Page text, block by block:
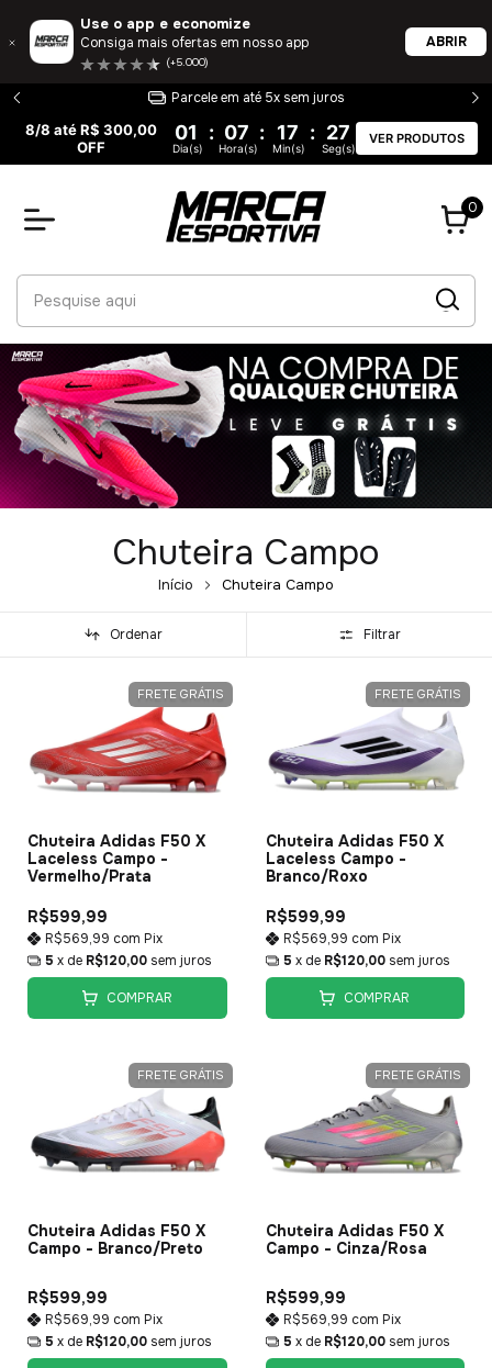
Use o app e economize
Consiga mais ofertas em nosso app
(+5.000)
ABRIR
Parcele em até 5x sem juros
8/8 até R$ 300,00
OFF
01 : 07 : 17 : 26
Dia(s) Hora(s) Min(s) Seg(s)
VER PRODUTOS
0
Chuteira Campo
Início Chuteira Campo
Ordenar Filtrar
FRETE GRÁTIS
Chuteira Adidas F50 X
Laceless Campo -
Vermelho/Prata
R$599,99
R$569,99 com Pix
5 x de R$120,00 sem juros
COMPRAR
FRETE GRÁTIS
Chuteira Adidas F50 X
Laceless Campo -
Branco/Roxo
R$599,99
R$569,99 com Pix
5 x de R$120,00 sem juros
COMPRAR
FRETE GRÁTIS
Chuteira Adidas F50 X
Campo - Branco/Preto
R$599,99
R$569,99 com Pix
5 x de R$120,00 sem juros
FRETE GRÁTIS
Chuteira Adidas F50 X
Campo - Cinza/Rosa
R$599,99
R$569,99 com Pix
5 x de R$120,00 sem juros